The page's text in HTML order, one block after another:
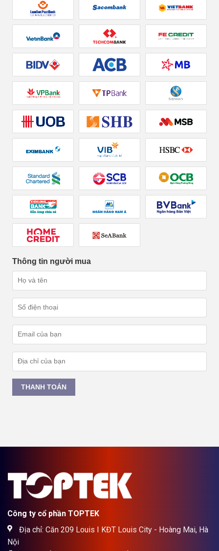
Thông tin người mua
THANH TOÁN
Công ty cổ phần TOPTEK
Địa chỉ: Căn 209 Louis I KĐT Louis City - Hoàng Mai, Hà
Nội